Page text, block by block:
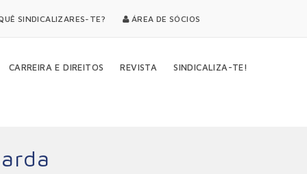
SINDICALIZARES-TE? ÁREA DE SÓCIOS
CARREIRA E DIREITOS REVISTA SINDICALIZA-TE!